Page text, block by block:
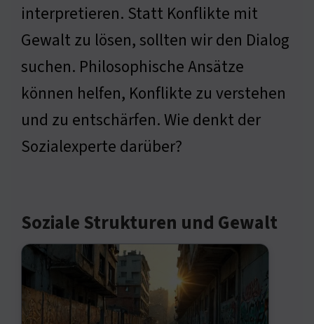
interpretieren. Statt Konflikte mit
Gewalt zu lösen, sollten wir den Dialog
suchen. Philosophische Ansätze
können helfen, Konflikte zu verstehen
und zu entschärfen. Wie denkt der
Sozialexperte darüber?
Soziale Strukturen und Gewalt